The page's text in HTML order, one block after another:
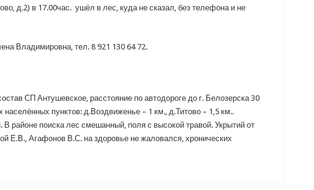
д.2) в 17.00час. ушёл в лес, куда не сказал, без телефона и не
Владимировна, тел. 8 921 130 64 72.
СП Антушевское, расстояние по автодороге до г. Белозерска 30
пунктов: д.Воздвиженье – 1 км., д.Титово – 1,5 км..
В районе поиска лес смешанный, поля с высокой травой. Укрытий от
Е.В., Агафонов В.С. на здоровье не жаловался, хронических